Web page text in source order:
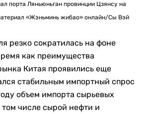
порта Ляньюньган провинции Цзянсу на
«Жэньминь жибао» онлайн/Сы Вэй
резко сократилась на фоне
как преимущества
Китая проявились еще
стабильным импортный спрос
объем импорта сырьевых
числе сырой нефти и